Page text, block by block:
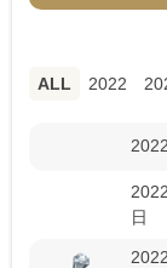
ALL 2022
日